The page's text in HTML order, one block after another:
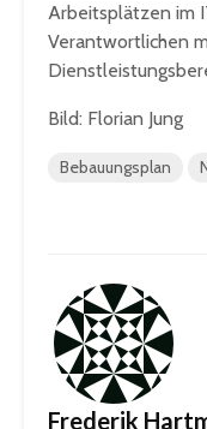
Arbeitsplätzen im
Verantwortlichen
Bild: Florian Jung
Bebauungsplan
Frederik